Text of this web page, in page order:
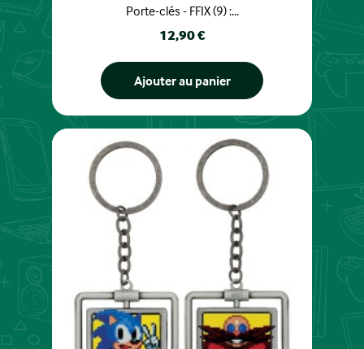
Porte-clés - FFIX (9) :...
Prix
12,90 €
Ajouter au panier